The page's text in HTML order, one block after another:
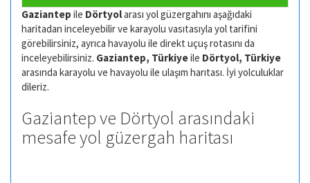
Gaziantep ile Dörtyolarası yol güzergahını aşağıdaki
haritadan inceleyebilir ve karayolu vasıtasıyla yol tarifini
görebilirsiniz, ayrıca havayolu ile direkt uçuş rotasını da
inceleyebilirsiniz. Gaziantep, Türkiyeile Dörtyol, Türkiye
arasında karayolu ve havayolu ile ulaşım harıtası. İyi yolculuklar
dileriz.
Gaziantep ve Dörtyol arasındaki
mesafe yol güzergah haritası